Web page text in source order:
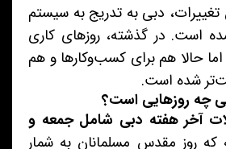
تغییرات، دبی به تدریج به سیستم
است. در گذشته، روزهای کاری
اما حالا هم برای کسب‌وکارها و هم
شده است.
چه روزهایی است؟
آخر هفته دبی شامل جمعه و
روز مقدس مسلمانان به شمار